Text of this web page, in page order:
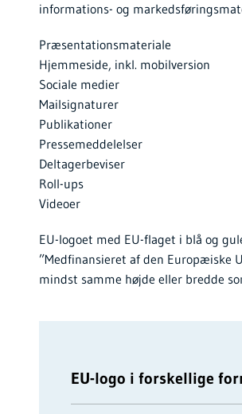
informations- og
Præsentationsmateriale
Hjemmeside, inkl. mobilversion
Sociale medier
Mailsignaturer
Publikationer
Pressemeddelelser
Deltagerbeviser
Roll-ups
Videoer
EU-logoet med EU-flaget i blå og
”Medfinansieret af den Europæiske
mindst samme højde eller bredde
EU-logo i forskellige